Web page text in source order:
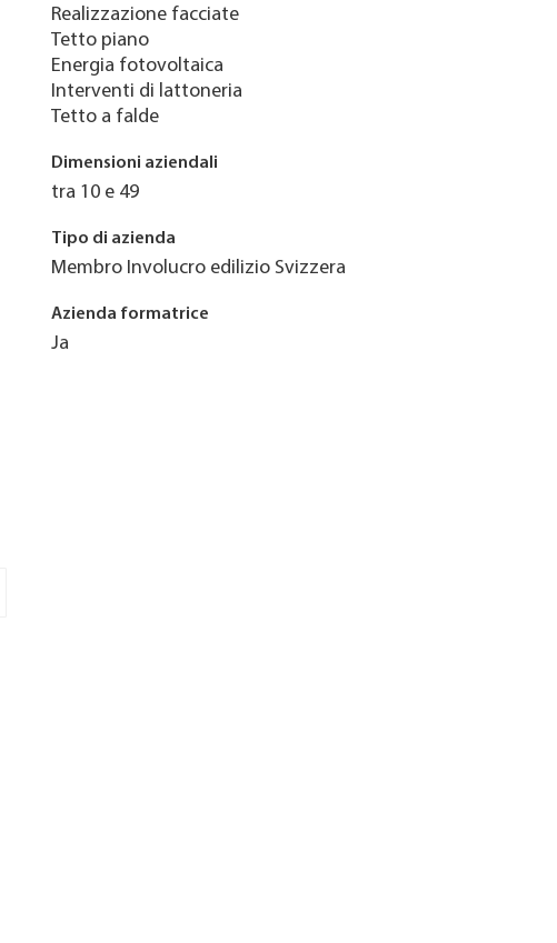
Realizzazione facciate
Tetto piano
Energia fotovoltaica
Interventi di lattoneria
Tetto a falde
Dimensioni aziendali
tra 10 e 49
Tipo di azienda
Membro Involucro edilizio Svizzera
Azienda formatrice
Ja